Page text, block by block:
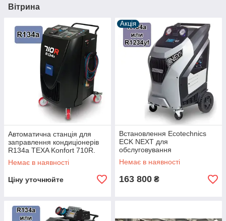
Вітрина
Автоматична станція для
заправлення кондиціонерів
R134a TEXA Konfort 710R.
ЗНЯТА З ВИРОБНИЦТВА
Немає в наявності
Ціну уточнюйте
Акція
Встановлення Ecotechnics
ECK NEXT для
обслуговування
кондиціонерів
Немає в наявності
163 800 ₴